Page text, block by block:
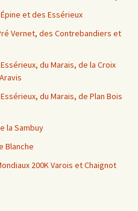
et des Essérieux
Vernet, des Contrebandiers et
du Marais, de la Croix
du Marais, de Plan Bois
la Sambuy
Blanche
200K Varois et Chaignot